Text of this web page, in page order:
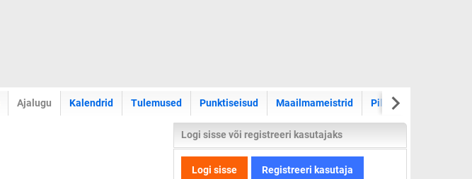
Ajalugu Kalendrid Tulemused Punktiseisud WRC ralli
Maailmameistrid Pildid
Logi sisse või registreeri kasutajaks
Logi sisse Registreeri kasutaja